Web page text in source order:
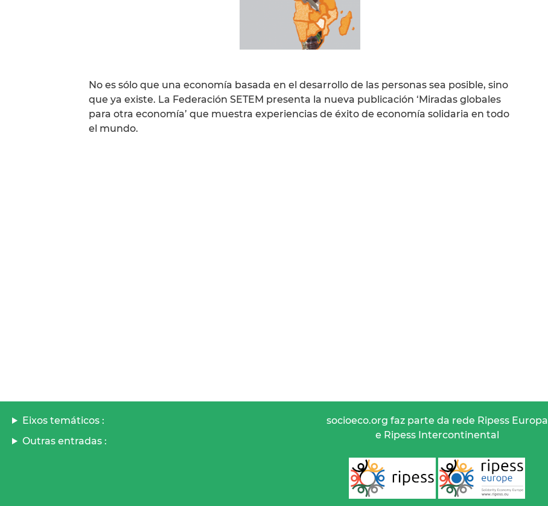
No es sólo que una economía basada en el desarrollo de las personas sea posible, sino
que ya existe. La Federación SETEM presenta la nueva publicación ‘Miradas globales
para otra economía’ que muestra experiencias de éxito de economía solidaria en todo
el mundo.
Eixos temáticos :
Outras entradas :
socioeco.org faz parte da rede Ripess Europa
e Ripess Intercontinental